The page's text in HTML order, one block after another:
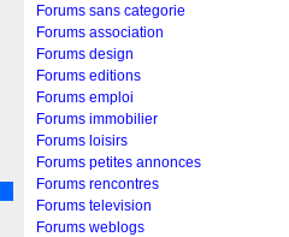
Forums sans categorie
Forums association
Forums design
Forums editions
Forums emploi
Forums immobilier
Forums loisirs
Forums petites annonces
Forums rencontres
Forums television
Forums weblogs